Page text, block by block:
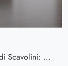
Ottieni informazioni sulla cucina Stilo 05 di Scavolini: questa soluzione in laccato opaco sarà l'acquisto ideale per te!